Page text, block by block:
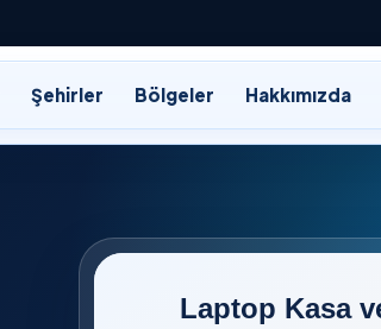
Şehirler Bölgeler Hakkımızda